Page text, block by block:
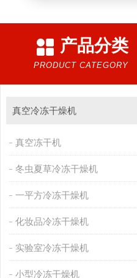
产品分类
PRODUCT CATEGORY
真空冷冻干燥机
真空冻干机
冬虫夏草冷冻干燥机
一平方冷冻干燥机
化妆品冷冻干燥机
实验室冷冻干燥机
小型冷冻干燥机